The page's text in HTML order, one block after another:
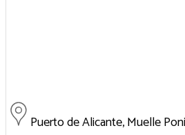
Puerto de Alicante, Muelle